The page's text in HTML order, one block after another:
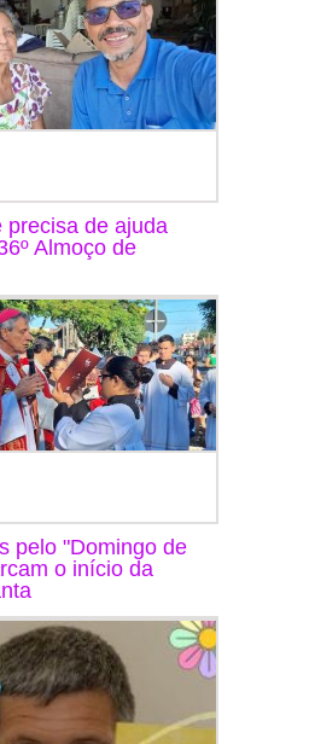
precisa de ajuda
Almoço de
pelo "Domingo de
o início da